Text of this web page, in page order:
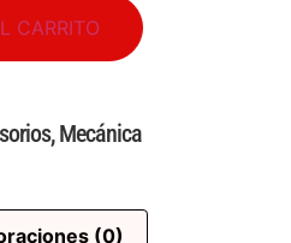
CARRITO
,Mecánica
(0)